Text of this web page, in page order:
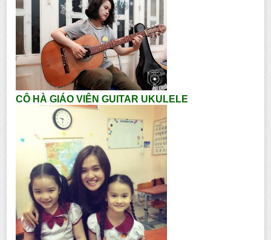
CÔ HÀ GIÁO VIÊN GUITAR UKULELE